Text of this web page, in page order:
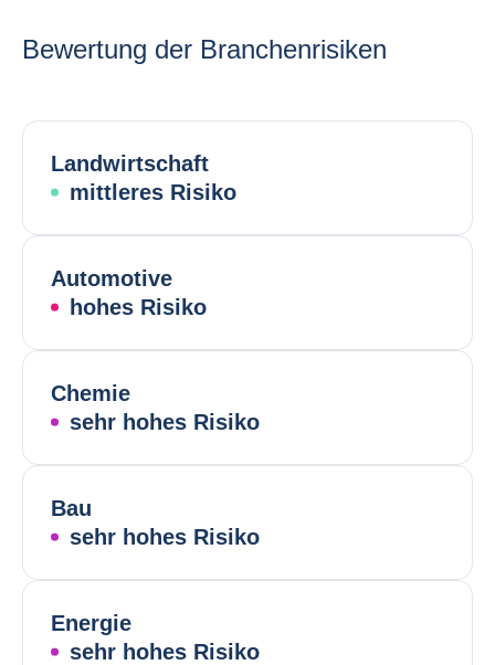
Bewertung der Branchenrisiken
Landwirtschaft
mittleres Risiko
Automotive
hohes Risiko
Chemie
sehr hohes Risiko
Bau
sehr hohes Risiko
Energie
sehr hohes Risiko